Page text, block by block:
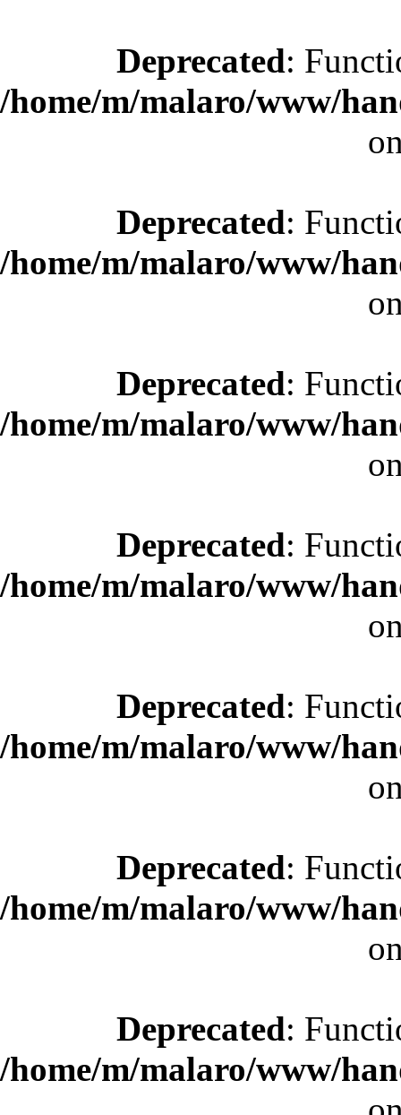
Deprecated:
/home/m/malaro/www/
Deprecated:
/home/m/malaro/www/
Deprecated:
/home/m/malaro/www/
Deprecated:
/home/m/malaro/www/
Deprecated:
/home/m/malaro/www/
Deprecated:
/home/m/malaro/www/
Deprecated:
/home/m/malaro/www/